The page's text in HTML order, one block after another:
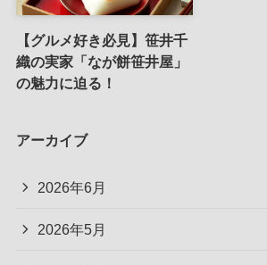
【グルメ好き必見】笹井千
織の実家「なが餅笹井屋」
の魅力に迫る！
アーカイブ
2026年6月
2026年5月